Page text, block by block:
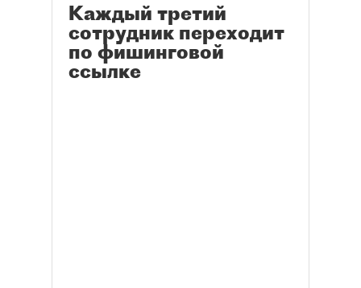
Каждый третий
сотрудник переходит
по фишинговой
ссылке